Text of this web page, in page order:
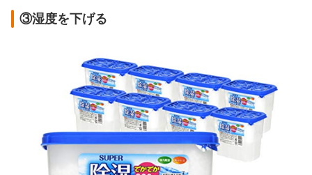
③湿度を下げる